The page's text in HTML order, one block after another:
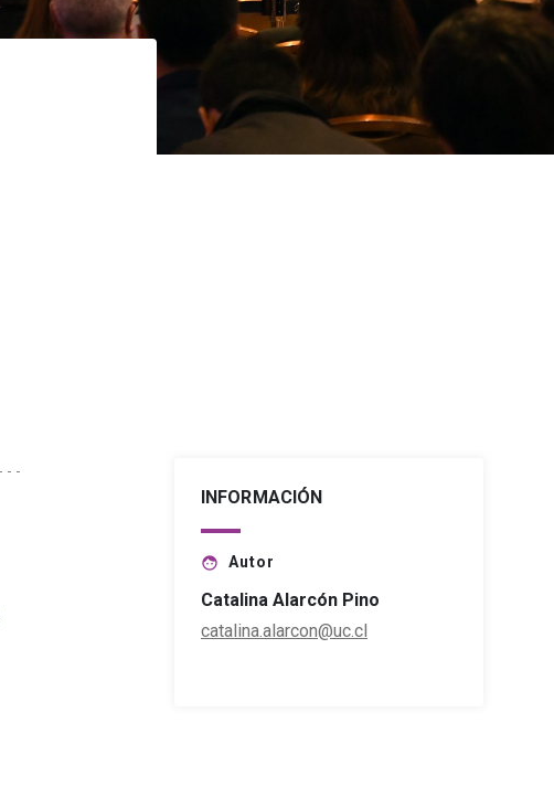
INFORMACIÓN
face Autor
Catalina Alarcón Pino
catalina.alarcon@uc.cl